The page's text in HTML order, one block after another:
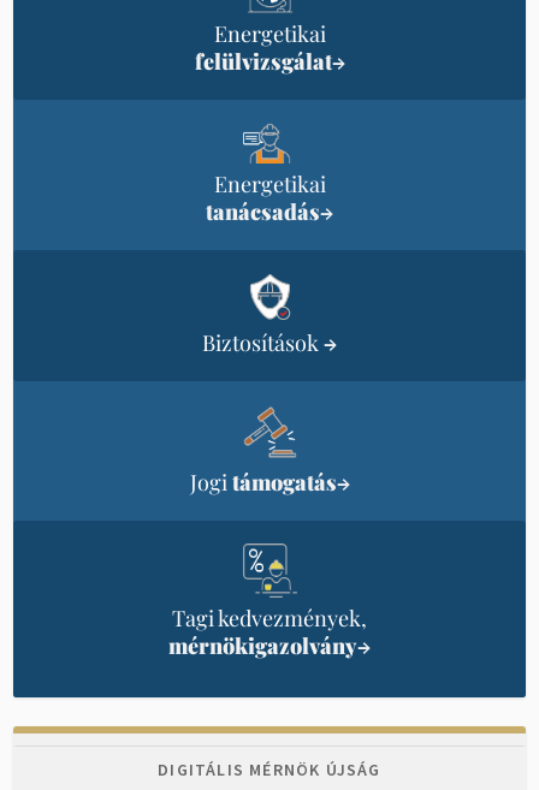
Energetikai
felülvizsgálat→
Energetikai
tanácsadás→
Biztosítások→
Jogi támogatás→
Tagi kedvezmények,
mérnökigazolvány→
DIGITÁLIS MÉRNÖK ÚJSÁG